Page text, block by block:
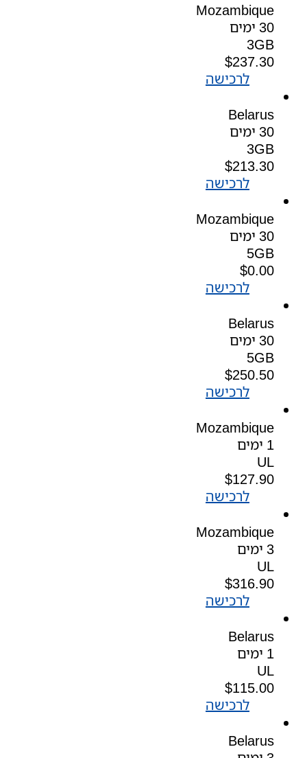
Mozambique
30 ימים
3GB
$237.30
לרכישה
Belarus
30 ימים
3GB
$213.30
לרכישה
Mozambique
30 ימים
5GB
$0.00
לרכישה
Belarus
30 ימים
5GB
$250.50
לרכישה
Mozambique
1 ימים
UL
$127.90
לרכישה
Mozambique
3 ימים
UL
$316.90
לרכישה
Belarus
1 ימים
UL
$115.00
לרכישה
Belarus